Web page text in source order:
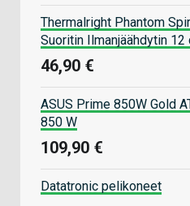
Thermalright Phantom
Suoritin Ilmanjäähdytin
46,90 €
ASUS Prime 850W Gold
850 W
109,90 €
Datatronic pelikoneet